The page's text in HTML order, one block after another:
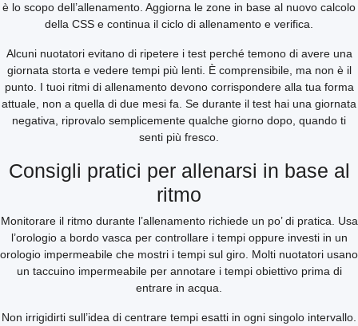
è lo scopo dell’allenamento. Aggiorna le zone in base al nuovo calcolo
della CSS e continua il ciclo di allenamento e verifica.
Alcuni nuotatori evitano di ripetere i test perché temono di avere una
giornata storta e vedere tempi più lenti. È comprensibile, ma non è il
punto. I tuoi ritmi di allenamento devono corrispondere alla tua forma
attuale, non a quella di due mesi fa. Se durante il test hai una giornata
negativa, riprovalo semplicemente qualche giorno dopo, quando ti
senti più fresco.
Consigli pratici per allenarsi in base al
ritmo
Monitorare il ritmo durante l’allenamento richiede un po’ di pratica. Usa
l’orologio a bordo vasca per controllare i tempi oppure investi in un
orologio impermeabile che mostri i tempi sul giro. Molti nuotatori usano
un taccuino impermeabile per annotare i tempi obiettivo prima di
entrare in acqua.
Non irrigidirti sull’idea di centrare tempi esatti in ogni singolo intervallo.